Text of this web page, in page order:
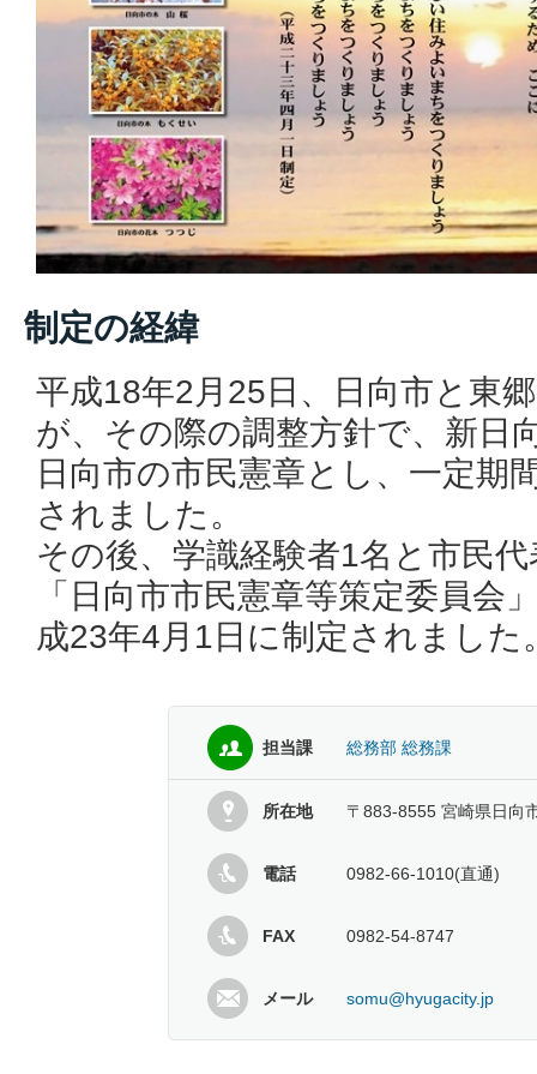
制定の経緯
平成18年2月25日、日向市と東
が、その際の調整方針で、新日
日向市の市民憲章とし、一定期
されました。
その後、学識経験者1名と市民
「日向市市民憲章等策定委員会
成23年4月1日に制定されました
担当課 総務部 総務課
所在地 〒883-8555 宮崎県日向
電話 0982-66-1010(直通)
FAX 0982-54-8747
メール somu@hyugacity.jp